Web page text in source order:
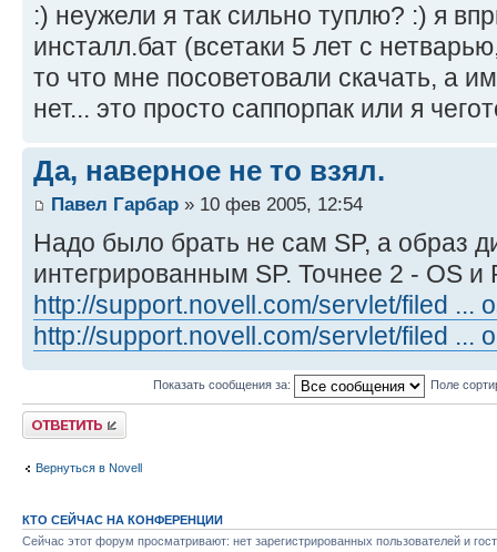
:) неужели я так сильно туплю? :) я
инсталл.бат (всетаки 5 лет с
то что мне посоветовали скачать, а
нет... это просто саппорпак или я
Да, наверное не то взял.
Павел Гарбар » 10 фев 2005, 12:54
Надо было брать не сам SP, а образ
интегрированным SP. Точнее 2 - OS и
http://support.novell.com/servlet/filed ...
http://support.novell.com/servlet/filed ...
Показать сообщения за: Поле
Ответить
Вернуться в Novell
КТО СЕЙЧАС НА КОНФЕРЕНЦИИ
Сейчас этот форум просматривают: нет зарегистрированных пользователей и